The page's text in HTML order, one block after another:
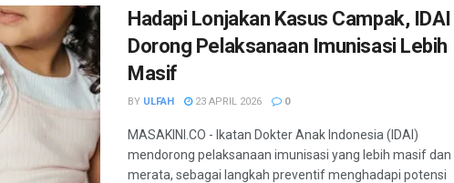
Hadapi Lonjakan Kasus Campak, IDAI
Dorong Pelaksanaan Imunisasi Lebih
Masif
BY ULFAH 23 APRIL 2026 0
MASAKINI.CO - Ikatan Dokter Anak Indonesia (IDAI)
mendorong pelaksanaan imunisasi yang lebih masif dan
merata, sebagai langkah preventif menghadapi potensi